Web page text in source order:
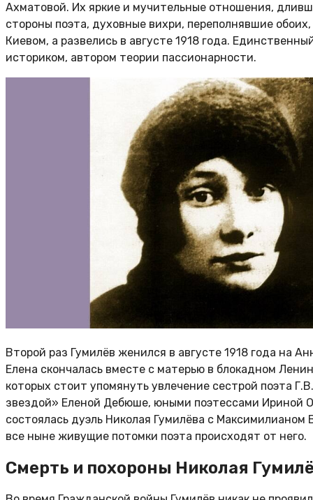
Ахматовой. Их яркие и мучительные отношения,
стороны поэта, духовные вихри, переполнявшие
Киевом, а развелись в августе 1918 года.
историком, автором теории пассионарности.
Второй раз Гумилёв женился в августе 1918 года на
Елена скончалась вместе с матерью в блокадном
которых стоит упомянуть увлечение сестрой поэта
звездой» Еленой Дебюше, юными поэтессами Ириной
состоялась дуэль Николая Гумилёва с
все ныне живущие потомки поэта происходят от него.
Смерть и похороны Николая